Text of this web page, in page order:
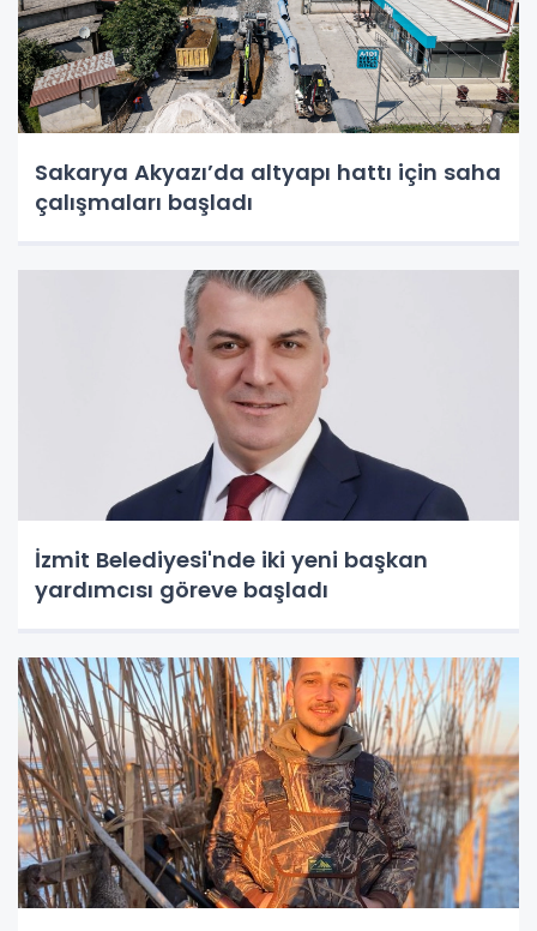
Sakarya Akyazı’da altyapı hattı için saha
çalışmaları başladı
İzmit Belediyesi'nde iki yeni başkan
yardımcısı göreve başladı